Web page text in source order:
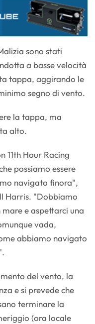
sono stati
a basse velocità
tappa, aggirando le
segno di vento.
la tappa, ma
alto.
11th Hour Racing
possiamo essere
navigato finora",
Harris. "Dobbiamo
e aspettarci una
vada,
abbiamo navigato
del vento, la
e si prevede che
terminare la
(ora locale